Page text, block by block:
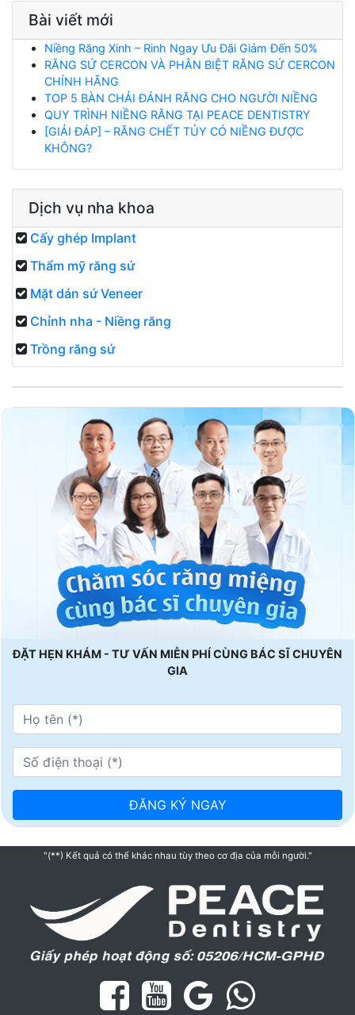
Bài viết mới
Niềng Răng Xinh – Rinh Ngay Ưu Đãi Giảm Đến 50%
RĂNG SỨ CERCON VÀ PHÂN BIỆT RĂNG SỨ CERCON
CHÍNH HÃNG
TOP 5 BÀN CHẢI ĐÁNH RĂNG CHO NGƯỜI NIỀNG
QUY TRÌNH NIỀNG RĂNG TẠI PEACE DENTISTRY
[GIẢI ĐÁP] – RĂNG CHẾT TỦY CÓ NIỀNG ĐƯỢC
KHÔNG?
Dịch vụ nha khoa
Cấy ghép Implant
Thẩm mỹ răng sứ
Mặt dán sứ Veneer
Chỉnh nha - Niềng răng
Trồng răng sứ
ĐẶT HẸN KHÁM - TƯ VẤN MIỄN PHÍ CÙNG BÁC SĨ CHUYÊN
GIA
"(**) Kết quả có thể khác nhau tùy theo cơ địa của mỗi người."